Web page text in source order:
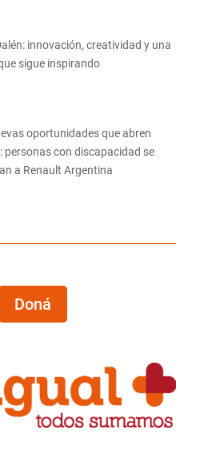
innovación, creatividad y una
sigue inspirando
oportunidades que abren
personas con discapacidad se
a Renault Argentina
Doná